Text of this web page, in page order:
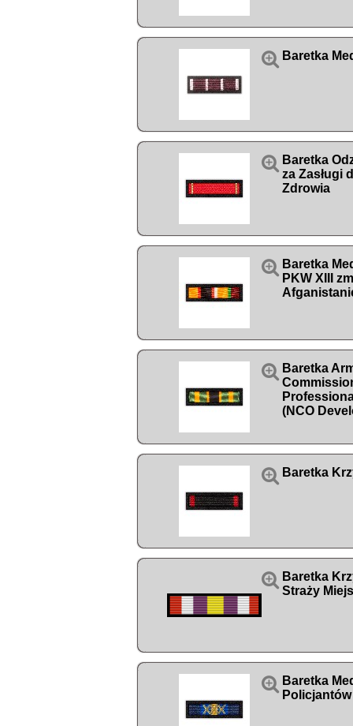
 Baretka
 Baretka
za Zasługi
Zdrowia
 Baretka
PKW XIII
 Baretka
(NCO
 Baretka
 Baretka
Straży
 Baretka